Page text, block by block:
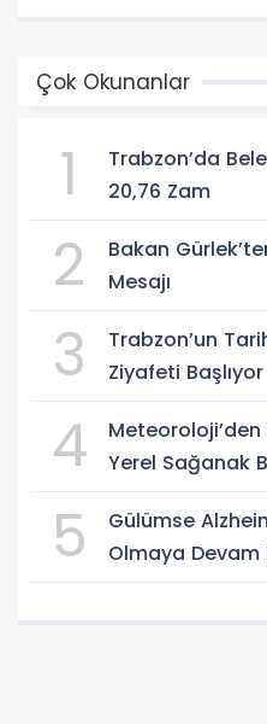
Çok Okunanlar
1
Trabzon’da
20,76 Zam
2
Bakan
Mesajı
3
Trabzon’un
Ziyafeti Başlıyor
4
Meteoroloji’den
Yerel Sağanak
5
Gülümse
Olmaya Devam